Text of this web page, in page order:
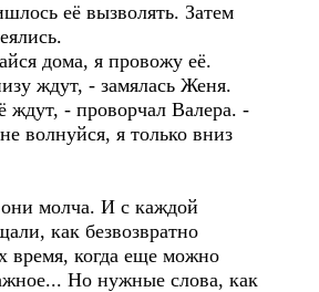
её вызволять. Затем
дома, я провожу её.
ждут, - замялась Женя.
- проворчал Валера. -
волнуйся, я только вниз
молча. И с каждой
как безвозвратно
время, когда еще можно
Но нужные слова, как